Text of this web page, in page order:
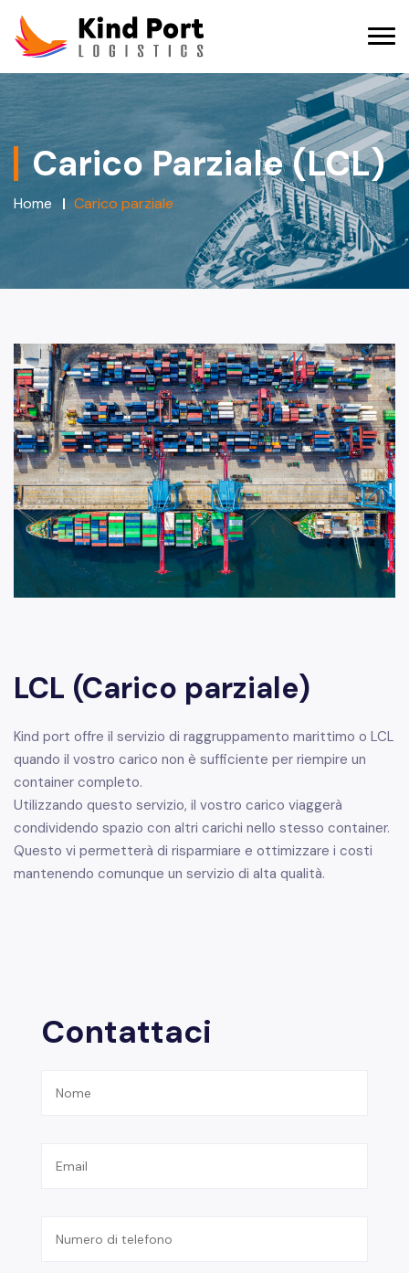
Carico Parziale (LCL)
Home Carico parziale
LCL (Carico parziale)
Kind port offre il servizio di raggruppamento marittimo o LCL
quando il vostro carico non è sufficiente per riempire un
container completo.
Utilizzando questo servizio, il vostro carico viaggerà
condividendo spazio con altri carichi nello stesso container.
Questo vi permetterà di risparmiare e ottimizzare i costi
mantenendo comunque un servizio di alta qualità.
Contattaci